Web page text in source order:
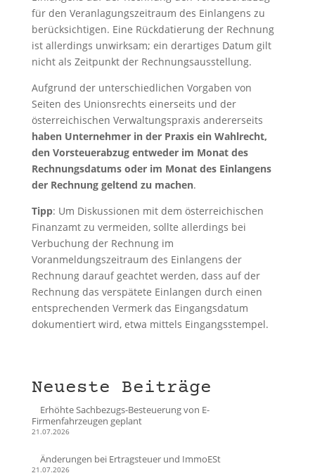
für den Veranlagungszeitraum des Einlangens zu
berücksichtigen. Eine Rückdatierung der Rechnung
ist allerdings unwirksam; ein derartiges Datum gilt
nicht als Zeitpunkt der Rechnungsausstellung.
Aufgrund der unterschiedlichen Vorgaben von
Seiten des Unionsrechts einerseits und der
österreichischen Verwaltungspraxis andererseits
haben Unternehmer in der Praxis ein Wahlrecht,
den Vorsteuerabzug entweder im Monat des
Rechnungsdatums oder im Monat des Einlangens
der Rechnung geltend zu machen.
Tipp: Um Diskussionen mit dem österreichischen
Finanzamt zu vermeiden, sollte allerdings bei
Verbuchung der Rechnung im
Voranmeldungszeitraum des Einlangens der
Rechnung darauf geachtet werden, dass auf der
Rechnung das verspätete Einlangen durch einen
entsprechenden Vermerk das Eingangsdatum
dokumentiert wird, etwa mittels Eingangsstempel.
Neueste Beiträge
Erhöhte Sachbezugs-Besteuerung von E-
Firmenfahrzeugen geplant
21.07.2026
Änderungen bei Ertragsteuer und ImmoESt
21.07.2026